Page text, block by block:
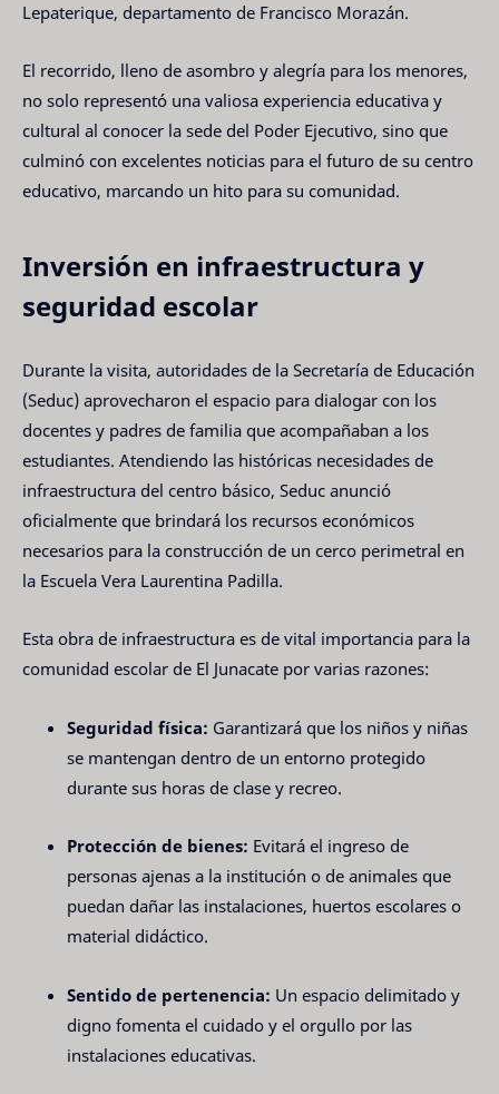
Lepaterique, departamento de Francisco Morazán.
El recorrido, lleno de asombro y alegría para los menores,
no solo representó una valiosa experiencia educativa y
cultural al conocer la sede del Poder Ejecutivo, sino que
culminó con excelentes noticias para el futuro de su centro
educativo, marcando un hito para su comunidad.
Inversión en infraestructura y
seguridad escolar
Durante la visita, autoridades de la Secretaría de Educación
(Seduc) aprovecharon el espacio para dialogar con los
docentes y padres de familia que acompañaban a los
estudiantes. Atendiendo las históricas necesidades de
infraestructura del centro básico, Seduc anunció
oficialmente que brindará los recursos económicos
necesarios para la construcción de un cerco perimetral en
la Escuela Vera Laurentina Padilla.
Esta obra de infraestructura es de vital importancia para la
comunidad escolar de El Junacate por varias razones:
Seguridad física: Garantizará que los niños y niñas
se mantengan dentro de un entorno protegido
durante sus horas de clase y recreo.
Protección de bienes: Evitará el ingreso de
personas ajenas a la institución o de animales que
puedan dañar las instalaciones, huertos escolares o
material didáctico.
Sentido de pertenencia: Un espacio delimitado y
digno fomenta el cuidado y el orgullo por las
instalaciones educativas.